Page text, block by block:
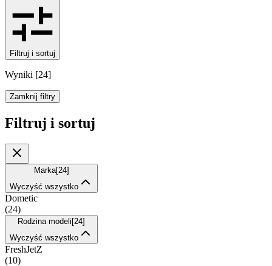
Filtruj i sortuj
Wyniki [24]
Zamknij filtry
Filtruj i sortuj
Marka[24]
Wyczyść wszystko
Dometic
(24)
Rodzina modeli [24]
Wyczyść wszystko
FreshJetZ
(10)